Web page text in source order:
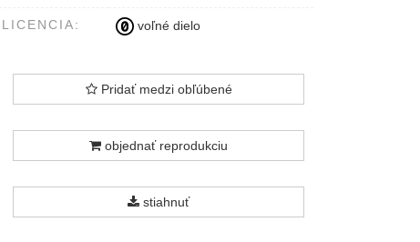
LICENCIA: voľné dielo
Pridať medzi obľúbené
objednať reprodukciu
stiahnuť